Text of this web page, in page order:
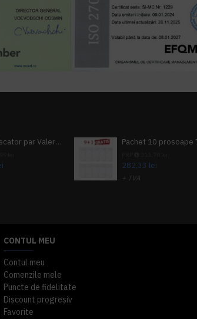
Pachet Uscator par Valera Action Super Plus + GRATUIT Sampon si gel de dus Tork
282,33 lei
+ TVA
CONTUL MEU
Contul meu
Comenzile mele
Puncte de fidelitate
Discount progresiv
Favorite